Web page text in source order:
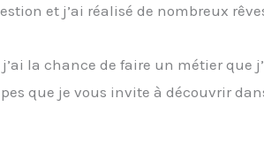
et j’ai réalisé de nombreux
la chance de faire un métier que
que je vous invite à découvrir